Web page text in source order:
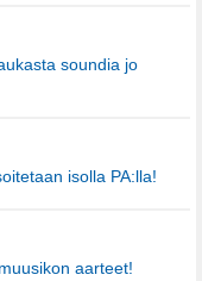
soundia jo
isolla PA:lla!
aarteet!